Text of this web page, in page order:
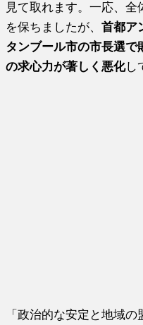
見て取れます。一応、全
を保ちましたが、首都ア
タンブール市の市長選で
の求心力が著しく悪化し
「政治的な安定と地域